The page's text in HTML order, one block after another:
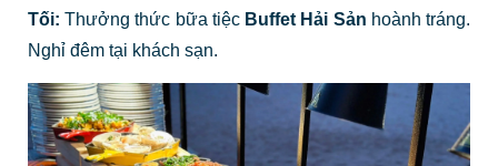
Tối: Thưởng thức bữa tiệc Buffet Hải Sản hoành tráng.
Nghỉ đêm tại khách sạn.